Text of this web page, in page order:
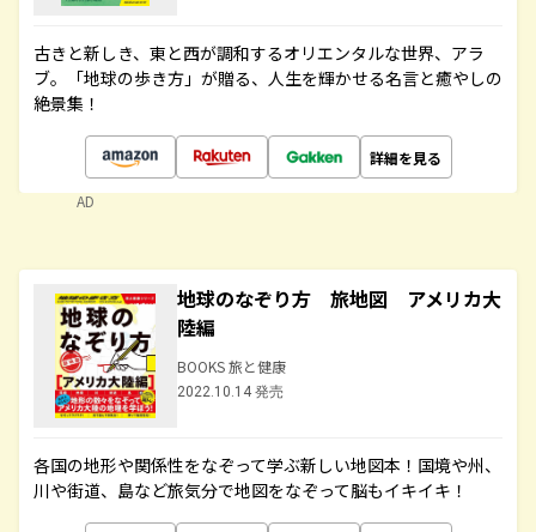
古きと新しき、東と西が調和するオリエンタルな世界、アラ
ブ。「地球の歩き方」が贈る、人生を輝かせる名言と癒やしの
絶景集！
詳細を見る
AD
地球のなぞり方 旅地図 アメリカ大
陸編
BOOKS 旅と健康
2022.10.14 発売
各国の地形や関係性をなぞって学ぶ新しい地図本！国境や州、
川や街道、島など旅気分で地図をなぞって脳もイキイキ！